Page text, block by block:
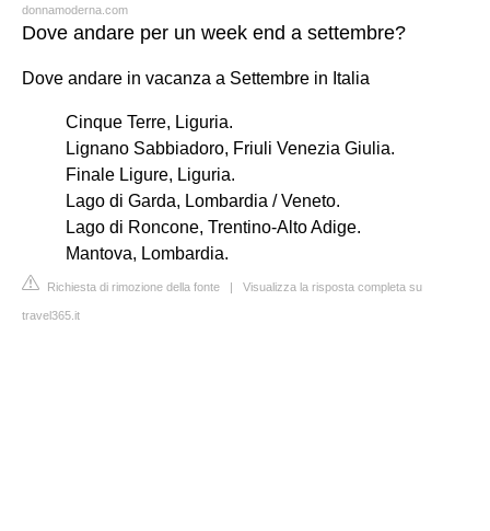
donnamoderna.com
Dove andare per un week end a settembre?
Dove andare in vacanza a Settembre in Italia
Cinque Terre, Liguria.
Lignano Sabbiadoro, Friuli Venezia Giulia.
Finale Ligure, Liguria.
Lago di Garda, Lombardia / Veneto.
Lago di Roncone, Trentino-Alto Adige.
Mantova, Lombardia.
Richiesta di rimozione della fonte | Visualizza la risposta completa su
travel365.it